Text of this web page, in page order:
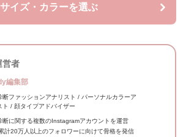
サイズ・カラーを選ぶ
営者
編集部
断ファッションアナリスト / パーソナルカラーア
ト / 顔タイプアドバイザー
断に関する複数のInstagramアカウントを運営
計20万人以上のフォロワーに向けて骨格を発信